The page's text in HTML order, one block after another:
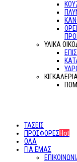
ΥΛΙΚΑ
ΚΙΓΚΑΛΕΡΙΑ
ΤΑΣΕΙΣ
ΠΡΟΣΦΟΡΕΣHot
ΟΛΑ
ΓΙΑ ΕΜΑΣ